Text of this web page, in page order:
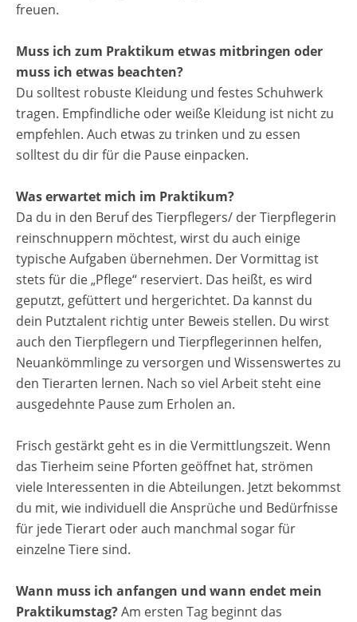
freuen.
Muss ich zum Praktikum etwas mitbringen oder
muss ich etwas beachten?
Du solltest robuste Kleidung und festes Schuhwerk
tragen. Empfindliche oder weiße Kleidung ist nicht zu
empfehlen. Auch etwas zu trinken und zu essen
solltest du dir für die Pause einpacken.
Was erwartet mich im Praktikum?
Da du in den Beruf des Tierpflegers/ der Tierpflegerin
reinschnuppern möchtest, wirst du auch einige
typische Aufgaben übernehmen. Der Vormittag ist
stets für die „Pflege“ reserviert. Das heißt, es wird
geputzt, gefüttert und hergerichtet. Da kannst du
dein Putztalent richtig unter Beweis stellen. Du wirst
auch den Tierpflegern und Tierpflegerinnen helfen,
Neuankömmlinge zu versorgen und Wissenswertes zu
den Tierarten lernen. Nach so viel Arbeit steht eine
ausgedehnte Pause zum Erholen an.
Frisch gestärkt geht es in die Vermittlungszeit. Wenn
das Tierheim seine Pforten geöffnet hat, strömen
viele Interessenten in die Abteilungen. Jetzt bekommst
du mit, wie individuell die Ansprüche und Bedürfnisse
für jede Tierart oder auch manchmal sogar für
einzelne Tiere sind.
Wann muss ich anfangen und wann endet mein
Praktikumstag?Am ersten Tag beginnt das